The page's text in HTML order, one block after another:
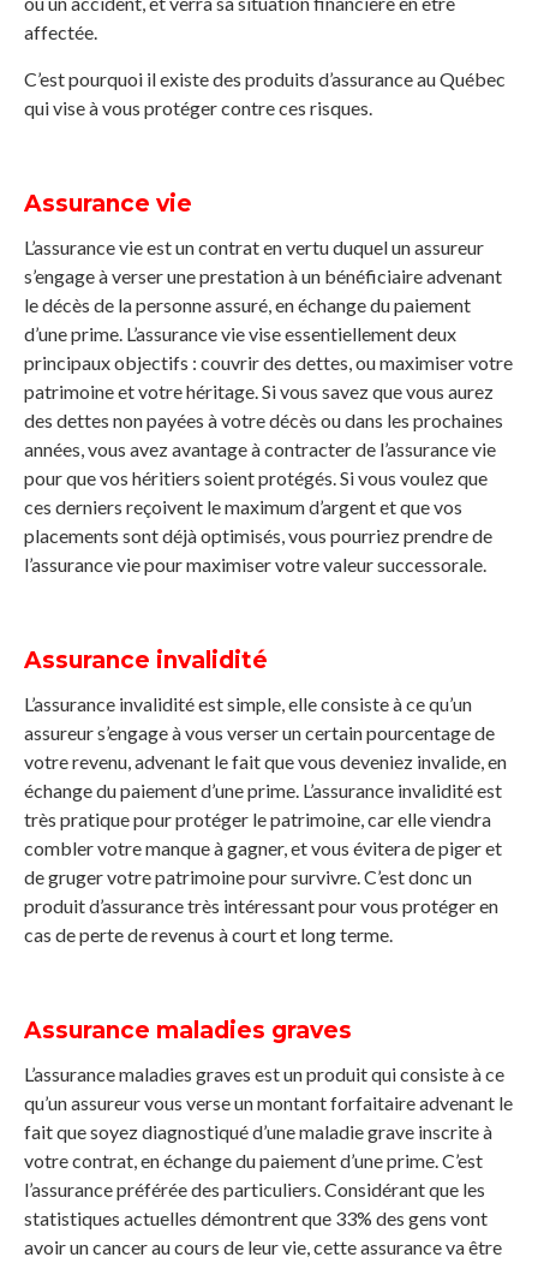
affectée.
C’est pourquoi il existe des produits d’assurance au Québec
qui vise à vous protéger contre ces risques.
Assurance vie
L’assurance vie est un contrat en vertu duquel un assureur
s’engage à verser une prestation à un bénéficiaire advenant
le décès de la personne assuré, en échange du paiement
d’une prime. L’assurance vie vise essentiellement deux
principaux objectifs : couvrir des dettes, ou maximiser votre
patrimoine et votre héritage. Si vous savez que vous aurez
des dettes non payées à votre décès ou dans les prochaines
années, vous avez avantage à contracter de l’assurance vie
pour que vos héritiers soient protégés. Si vous voulez que
ces derniers reçoivent le maximum d’argent et que vos
placements sont déjà optimisés, vous pourriez prendre de
l’assurance vie pour maximiser votre valeur successorale.
Assurance invalidité
L’assurance invalidité est simple, elle consiste à ce qu’un
assureur s’engage à vous verser un certain pourcentage de
votre revenu, advenant le fait que vous deveniez invalide, en
échange du paiement d’une prime. L’assurance invalidité est
très pratique pour protéger le patrimoine, car elle viendra
combler votre manque à gagner, et vous évitera de piger et
de gruger votre patrimoine pour survivre. C’est donc un
produit d’assurance très intéressant pour vous protéger en
cas de perte de revenus à court et long terme.
Assurance maladies graves
L’assurance maladies graves est un produit qui consiste à ce
qu’un assureur vous verse un montant forfaitaire advenant le
fait que soyez diagnostiqué d’une maladie grave inscrite à
votre contrat, en échange du paiement d’une prime. C’est
l’assurance préférée des particuliers. Considérant que les
statistiques actuelles démontrent que 33% des gens vont
avoir un cancer au cours de leur vie, cette assurance va être